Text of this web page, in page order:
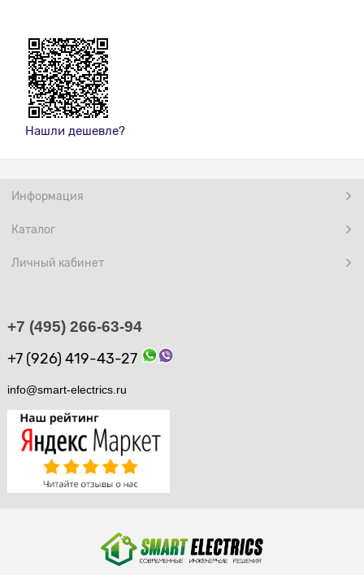
Нашли дешевле?
Информация
Каталог
Личный кабинет
+7 (495) 266-63-94
+7 (926) 419-43-27
info@smart-electrics.ru